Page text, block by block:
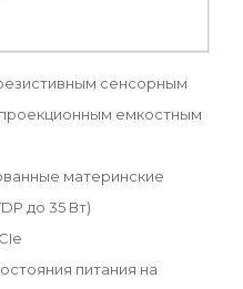
сенсорным
емкостным
материнские
до 35 Вт)
питания на